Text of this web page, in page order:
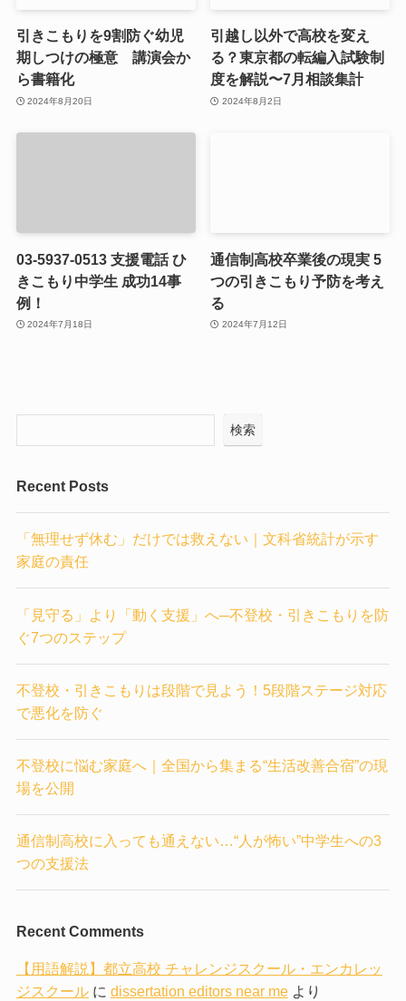
引きこもりを9割防ぐ幼児
期しつけの極意 講演会か
ら書籍化
2024年8月20日
引越し以外で高校を変え
る？東京都の転編入試験制
度を解説〜7月相談集計
2024年8月2日
03-5937-0513 支援電話 ひ
きこもり中学生 成功14事
例！
2024年7月18日
通信制高校卒業後の現実 5
つの引きこもり予防を考え
る
2024年7月12日
検索
Recent Posts
「無理せず休む」だけでは救えない｜文科省統計が示す
家庭の責任
「見守る」より「動く支援」へ─不登校・引きこもりを防
ぐ7つのステップ
不登校・引きこもりは段階で見よう！5段階ステージ対応
で悪化を防ぐ
不登校に悩む家庭へ｜全国から集まる“生活改善合宿”の現
場を公開
通信制高校に入っても通えない…“人が怖い”中学生への3
つの支援法
Recent Comments
【用語解説】都立高校 チャレンジスクール・エンカレッ
ジスクールに dissertation editors near meより